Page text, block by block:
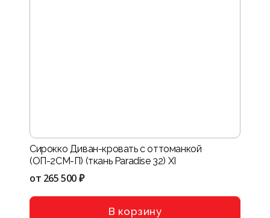
Сирокко Диван-кровать с оттоманкой
(ОП-2СМ-П) (ткань Paradise 32) XI
от 265 500 ₽
В корзину